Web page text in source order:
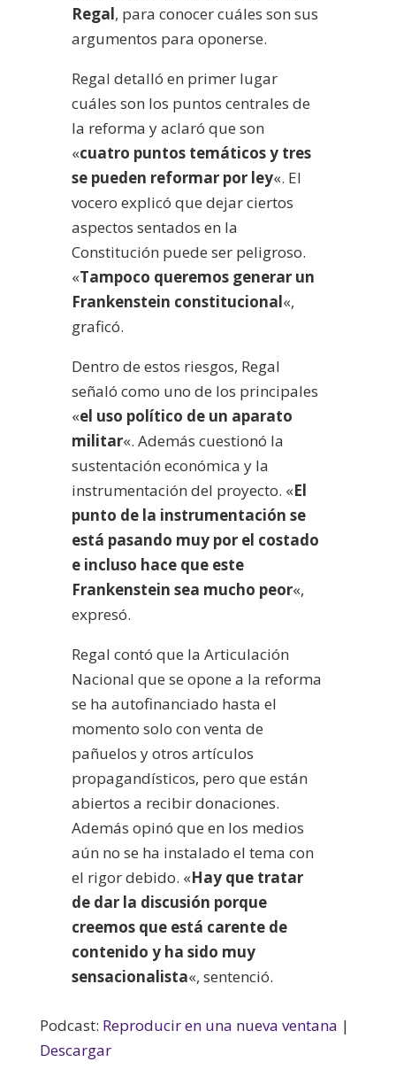
Regal, para conocer cuáles son sus
argumentos para oponerse.
Regal detalló en primer lugar
cuáles son los puntos centrales de
la reforma y aclaró que son
«cuatro puntos temáticos y tres
se pueden reformar por ley«. El
vocero explicó que dejar ciertos
aspectos sentados en la
Constitución puede ser peligroso.
«Tampoco queremos generar un
Frankenstein constitucional«,
graficó.
Dentro de estos riesgos, Regal
señaló como uno de los principales
«el uso político de un aparato
militar«. Además cuestionó la
sustentación económica y la
instrumentación del proyecto. «El
punto de la instrumentación se
está pasando muy por el costado
e incluso hace que este
Frankenstein sea mucho peor«,
expresó.
Regal contó que la Articulación
Nacional que se opone a la reforma
se ha autofinanciado hasta el
momento solo con venta de
pañuelos y otros artículos
propagandísticos, pero que están
abiertos a recibir donaciones.
Además opinó que en los medios
aún no se ha instalado el tema con
el rigor debido. «Hay que tratar
de dar la discusión porque
creemos que está carente de
contenido y ha sido muy
sensacionalista«, sentenció.
Podcast: Reproducir en una nueva ventana |
Descargar